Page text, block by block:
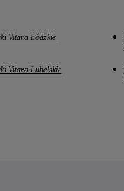
Vitara Łódzkie
Vitara Lubelskie